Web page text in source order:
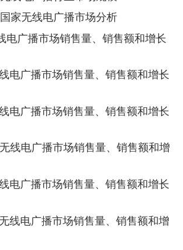
家无线电广播市场分析
电广播市场销售量、销售额和增长
电广播市场销售量、销售额和增长
电广播市场销售量、销售额和增长
线电广播市场销售量、销售额和增
电广播市场销售量、销售额和增长
线电广播市场销售量、销售额和增